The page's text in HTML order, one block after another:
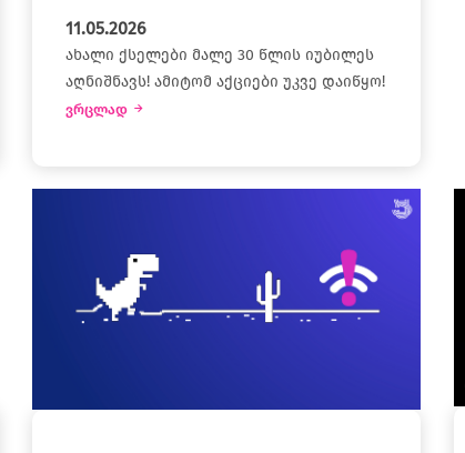
11.05.2026
ახალი ქსელები მალე 30 წლის იუბილეს
აღნიშნავს! ამიტომ აქციები უკვე დაიწყო!
ვრცლად